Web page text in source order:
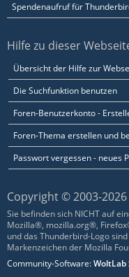
Spendenaufruf für
Hilfe zu dieser
Übersicht der Hilfe zur
Die Suchfunktion benutzen
Foren-Benutzerkonto -
Foren-Thema erstellen und
Passwort vergessen - neues
Copyright © 2003-
Sie befinden sich NICHT auf
Mozilla®, mozilla.org®,
und das Thunderbird-Logo
Markenzeichen der Mozilla
Community-Software: